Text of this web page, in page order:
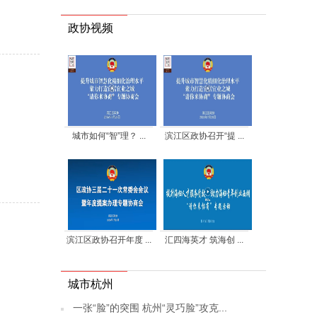
政协视频
城市如何“智”理？ ... 滨江区政协召开“提 ...
滨江区政协召开年度 ... 汇四海英才 筑海创 ...
城市杭州
一张“脸”的突围 杭州“灵巧脸”攻克...